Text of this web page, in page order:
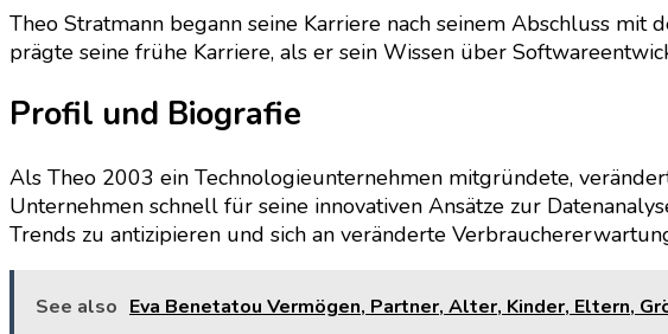
Theo Stratmann begann seine Karriere nach seinem Abschluss
prägte seine frühe Karriere, als er sein Wissen über
Profil und Biografie
Als Theo 2003 ein Technologieunternehmen mitgründete,
Unternehmen schnell für seine innovativen Ansätze zur
Trends zu antizipieren und sich an veränderte
See also Eva Benetatou Vermögen, Partner, Alter, Kinder, Eltern,